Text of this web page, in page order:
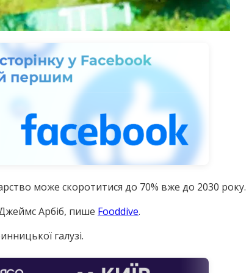
може скоротитися до 70% вже до 2030 року.
Арбіб, пише Fooddive.
галузі.